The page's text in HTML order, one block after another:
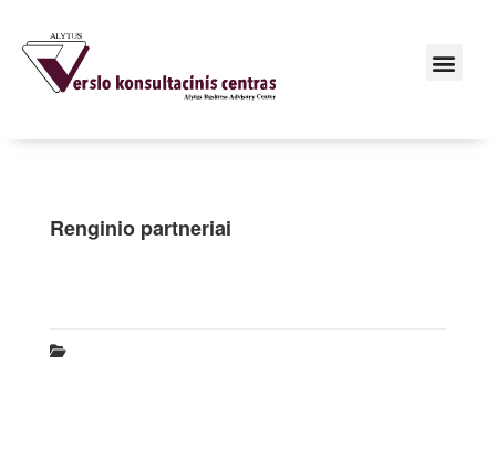
Renginio partneriai